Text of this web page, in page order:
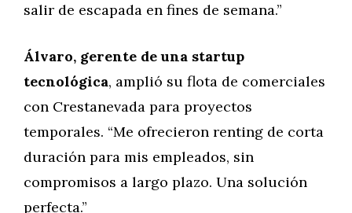
salir de escapada en fines de semana.”
Álvaro, gerente de una startup
tecnológica, amplió su flota de comerciales
con Crestanevada para proyectos
temporales. “Me ofrecieron renting de corta
duración para mis empleados, sin
compromisos a largo plazo. Una solución
perfecta.”